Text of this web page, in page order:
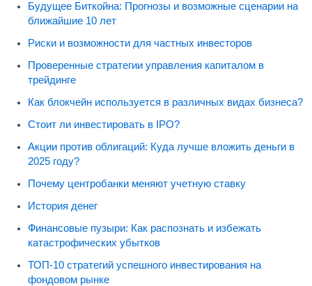
Будущее Биткойна: Прогнозы и возможные сценарии на
ближайшие 10 лет
Риски и возможности для частных инвесторов
Проверенные стратегии управления капиталом в
трейдинге
Как блокчейн используется в различных видах бизнеса?
Стоит ли инвестировать в IPO?
Акции против облигаций: Куда лучше вложить деньги в
2025 году?
Почему центробанки меняют учетную ставку
История денег
Финансовые пузыри: Как распознать и избежать
катастрофических убытков
ТОП-10 стратегий успешного инвестирования на
фондовом рынке